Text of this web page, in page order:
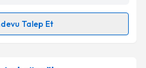
Talebini Gönder
Talep Et